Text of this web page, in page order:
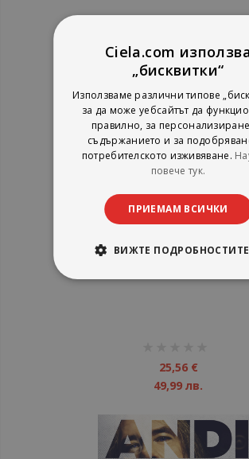
рейтинг:
48,00 лв.
25,56 €
49,99 лв.
Ciela.com
„бисквитки“
Използваме различни типове
за да може уебсайтът да
правилно, за
съдържанието и за
потребителското изживяване.
повече тук.
ПРИЕМАМ ВСИЧКИ
ВИЖТЕ ПОДРОБНОСТИТЕ